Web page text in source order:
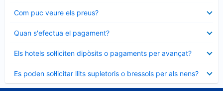
Com puc veure els preus?
tancat
Quan s'efectua el pagament?
tancat
Els hotels sol·liciten dipòsits o pagaments per avançat?
tancat
Es poden sol·licitar llits supletoris o bressols per als nens?
tancat